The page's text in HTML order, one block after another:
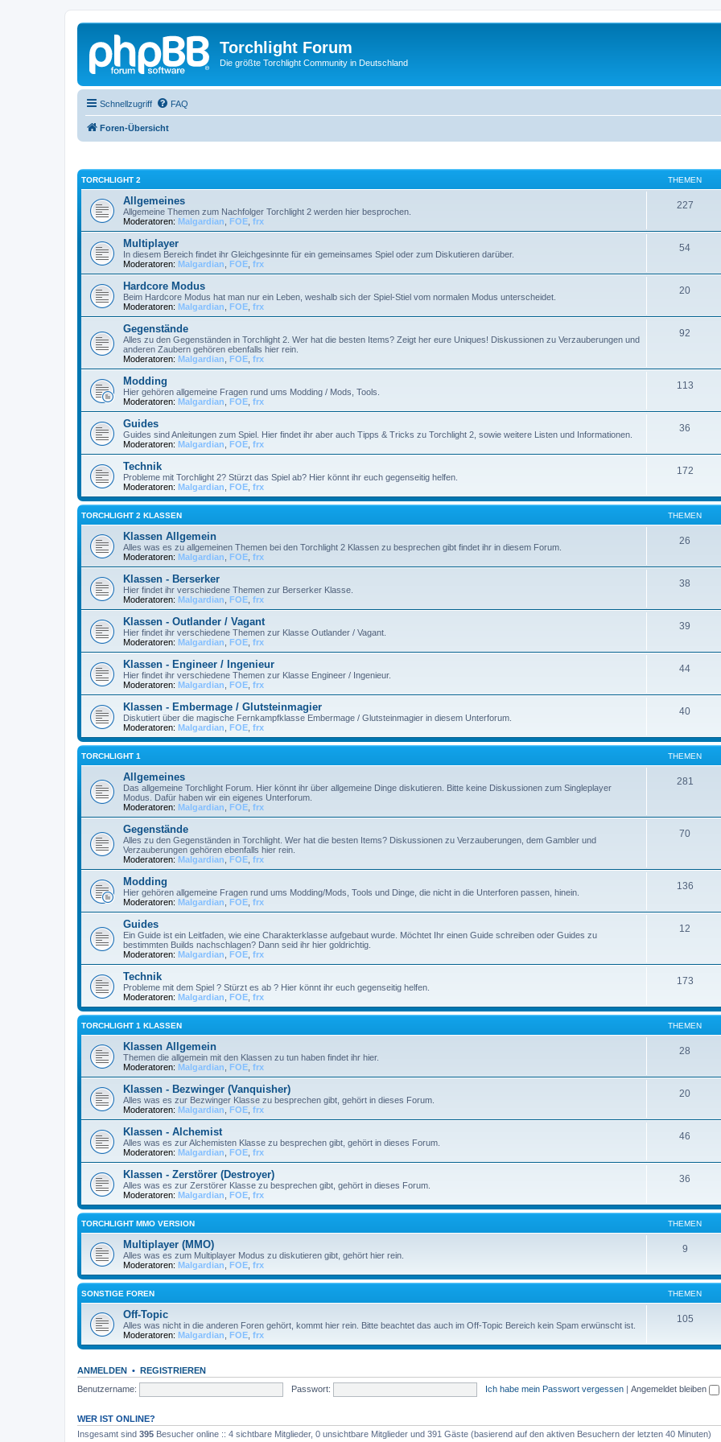
Torchlight Forum
Die größte Torchlight Community in Deutschland
Schnellzugriff FAQ
Foren-Übersicht
TORCHLIGHT 2 THEMEN
Allgemeines
Allgemeine Themen zum Nachfolger Torchlight 2 werden hier besprochen.
Moderatoren: Malgardian FOE frx
227
Multiplayer
In diesem Bereich findet ihr Gleichgesinnte für ein gemeinsames Spiel oder zum Diskutieren darüber.
Moderatoren: Malgardian FOE frx
54
Hardcore Modus
Beim Hardcore Modus hat man nur ein Leben, weshalb sich der Spiel-Stiel vom normalen Modus unterscheidet.
Moderatoren: Malgardian FOE frx
20
Gegenstände
Alles zu den Gegenständen in Torchlight 2. Wer hat die besten Items? Zeigt her eure Uniques! Diskussionen zu Verzauberungen und
anderen Zaubern gehören ebenfalls hier rein.
Moderatoren: Malgardian FOE frx
92
Modding
Hier gehören allgemeine Fragen rund ums Modding / Mods, Tools.
Moderatoren: Malgardian FOE frx
113
Guides
Guides sind Anleitungen zum Spiel. Hier findet ihr aber auch Tipps & Tricks zu Torchlight 2, sowie weitere Listen und Informationen.
Moderatoren: Malgardian FOE frx
36
Technik
Probleme mit Torchlight 2? Stürzt das Spiel ab? Hier könnt ihr euch gegenseitig helfen.
Moderatoren: Malgardian FOE frx
172
TORCHLIGHT 2 KLASSEN THEMEN
Klassen Allgemein
Alles was es zu allgemeinen Themen bei den Torchlight 2 Klassen zu besprechen gibt findet ihr in diesem Forum.
Moderatoren: Malgardian FOE frx
26
Klassen - Berserker
Hier findet ihr verschiedene Themen zur Berserker Klasse.
Moderatoren: Malgardian FOE frx
38
Klassen - Outlander / Vagant
Hier findet ihr verschiedene Themen zur Klasse Outlander / Vagant.
Moderatoren: Malgardian FOE frx
39
Klassen - Engineer / Ingenieur
Hier findet ihr verschiedene Themen zur Klasse Engineer / Ingenieur.
Moderatoren: Malgardian FOE frx
44
Klassen - Embermage / Glutsteinmagier
Diskutiert über die magische Fernkampfklasse Embermage / Glutsteinmagier in diesem Unterforum.
Moderatoren: Malgardian FOE frx
40
TORCHLIGHT 1 THEMEN
Allgemeines
Das allgemeine Torchlight Forum. Hier könnt ihr über allgemeine Dinge diskutieren. Bitte keine Diskussionen zum Singleplayer
Modus. Dafür haben wir ein eigenes Unterforum.
Moderatoren: Malgardian FOE frx
281
Gegenstände
Alles zu den Gegenständen in Torchlight. Wer hat die besten Items? Diskussionen zu Verzauberungen, dem Gambler und
Verzauberungen gehören ebenfalls hier rein.
Moderatoren: Malgardian FOE frx
70
Modding
Hier gehören allgemeine Fragen rund ums Modding/Mods, Tools und Dinge, die nicht in die Unterforen passen, hinein.
Moderatoren: Malgardian FOE frx
136
Guides
Ein Guide ist ein Leitfaden, wie eine Charakterklasse aufgebaut wurde. Möchtet Ihr einen Guide schreiben oder Guides zu
bestimmten Builds nachschlagen? Dann seid ihr hier goldrichtig.
Moderatoren: Malgardian FOE frx
12
Technik
Probleme mit dem Spiel ? Stürzt es ab ? Hier könnt ihr euch gegenseitig helfen.
Moderatoren: Malgardian FOE frx
173
TORCHLIGHT 1 KLASSEN THEMEN
Klassen Allgemein
Themen die allgemein mit den Klassen zu tun haben findet ihr hier.
Moderatoren: Malgardian FOE frx
28
Klassen - Bezwinger (Vanquisher)
Alles was es zur Bezwinger Klasse zu besprechen gibt, gehört in dieses Forum.
Moderatoren: Malgardian FOE frx
20
Klassen - Alchemist
Alles was es zur Alchemisten Klasse zu besprechen gibt, gehört in dieses Forum.
Moderatoren: Malgardian FOE frx
46
Klassen - Zerstörer (Destroyer)
Alles was es zur Zerstörer Klasse zu besprechen gibt, gehört in dieses Forum.
Moderatoren: Malgardian FOE frx
36
TORCHLIGHT MMO VERSION THEMEN
Multiplayer (MMO)
Alles was es zum Multiplayer Modus zu diskutieren gibt, gehört hier rein.
Moderatoren: Malgardian FOE frx
9
SONSTIGE FOREN THEMEN
Off-Topic
Alles was nicht in die anderen Foren gehört, kommt hier rein. Bitte beachtet das auch im Off-Topic Bereich kein Spam erwünscht ist.
Moderatoren: Malgardian FOE frx
105
ANMELDEN • REGISTRIEREN
Benutzername:
Passwort: Ich habe mein Passwort vergessen | Angemeldet bleiben
WER IST ONLINE?
Insgesamt sind 395 Besucher online :: 4 sichtbare Mitglieder, 0 unsichtbare Mitglieder und 391 Gäste (basierend auf den aktiven Besuchern der letzten 40 Minuten)